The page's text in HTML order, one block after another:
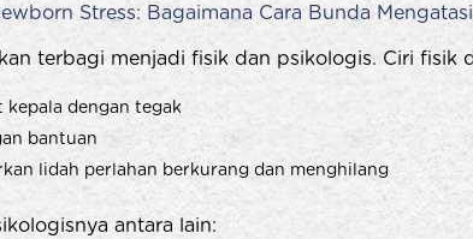
Stress: Bagaimana Cara Bunda
terbagi menjadi fisik dan psikologis. Ciri fisik
kepala dengan tegak
bantuan
lidah perlahan berkurang dan menghilang
antara lain: